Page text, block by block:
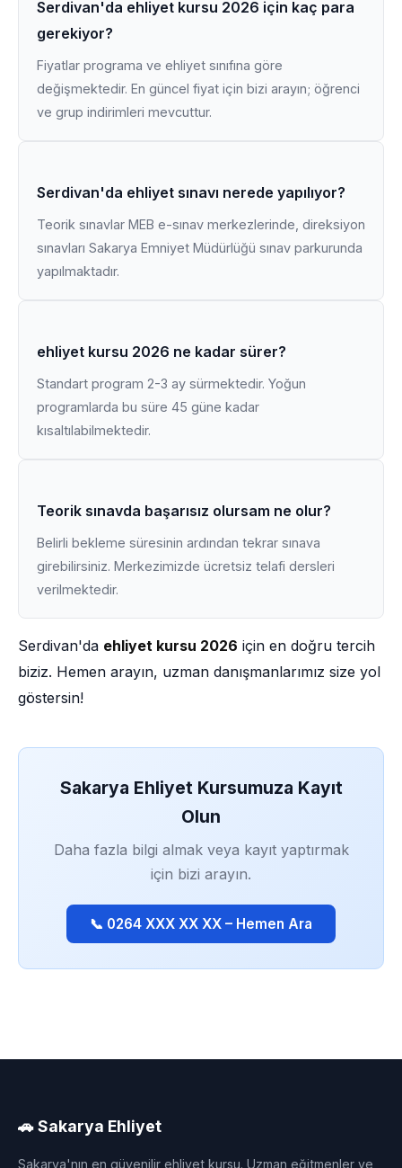
Serdivan'da ehliyet kursu 2026 için kaç para
gerekiyor?
Fiyatlar programa ve ehliyet sınıfına göre
değişmektedir. En güncel fiyat için bizi arayın; öğrenci
ve grup indirimleri mevcuttur.
Serdivan'da ehliyet sınavı nerede yapılıyor?
Teorik sınavlar MEB e-sınav merkezlerinde, direksiyon
sınavları Sakarya Emniyet Müdürlüğü sınav parkurunda
yapılmaktadır.
ehliyet kursu 2026 ne kadar sürer?
Standart program 2-3 ay sürmektedir. Yoğun
programlarda bu süre 45 güne kadar
kısaltılabilmektedir.
Teorik sınavda başarısız olursam ne olur?
Belirli bekleme süresinin ardından tekrar sınava
girebilirsiniz. Merkezimizde ücretsiz telafi dersleri
verilmektedir.
Serdivan'da ehliyet kursu 2026 için en doğru tercih
biziz. Hemen arayın, uzman danışmanlarımız size yol
göstersin!
Sakarya Ehliyet Kursumuza Kayıt
Olun
Daha fazla bilgi almak veya kayıt yaptırmak
için bizi arayın.
📞 0264 XXX XX XX – Hemen Ara
🚗 Sakarya Ehliyet
Sakarya'nın en güvenilir ehliyet kursu. Uzman eğitmenler ve